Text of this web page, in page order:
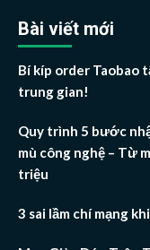
Bài viết mới
Bí kíp order Taobao
trung gian!
Quy trình 5 bước
mù công nghệ – Từ
triệu
3 sai lầm chí mạng